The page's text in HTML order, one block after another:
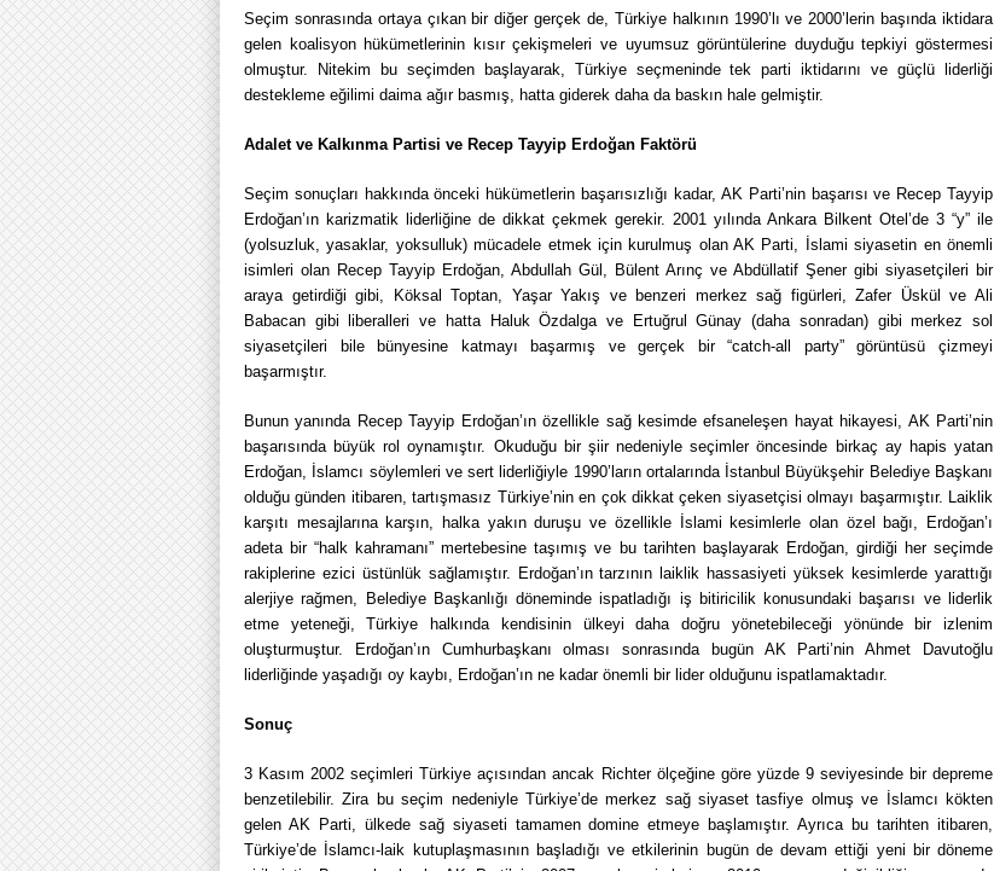
Seçim sonrasında ortaya çıkan bir diğer gerçek de, Türkiye halkının 1990’lı ve 2000’lerin başında iktidara
gelen koalisyon hükümetlerinin kısır çekişmeleri ve uyumsuz görüntülerine duyduğu tepkiyi göstermesi
olmuştur. Nitekim bu seçimden başlayarak, Türkiye seçmeninde tek parti iktidarını ve güçlü liderliği
destekleme eğilimi daima ağır basmış, hatta giderek daha da baskın hale gelmiştir.
Adalet ve Kalkınma Partisi ve Recep Tayyip Erdoğan Faktörü
Seçim sonuçları hakkında önceki hükümetlerin başarısızlığı kadar, AK Parti’nin başarısı ve Recep Tayyip
Erdoğan’ın karizmatik liderliğine de dikkat çekmek gerekir. 2001 yılında Ankara Bilkent Otel’de 3 “y” ile
(yolsuzluk, yasaklar, yoksulluk) mücadele etmek için kurulmuş olan AK Parti, İslami siyasetin en önemli
isimleri olan Recep Tayyip Erdoğan, Abdullah Gül, Bülent Arınç ve Abdüllatif Şener gibi siyasetçileri bir
araya getirdiği gibi, Köksal Toptan, Yaşar Yakış ve benzeri merkez sağ figürleri, Zafer Üskül ve Ali
Babacan gibi liberalleri ve hatta Haluk Özdalga ve Ertuğrul Günay (daha sonradan) gibi merkez sol
siyasetçileri bile bünyesine katmayı başarmış ve gerçek bir “catch-all party” görüntüsü çizmeyi
başarmıştır.
Bunun yanında Recep Tayyip Erdoğan’ın özellikle sağ kesimde efsaneleşen hayat hikayesi, AK Parti’nin
başarısında büyük rol oynamıştır. Okuduğu bir şiir nedeniyle seçimler öncesinde birkaç ay hapis yatan
Erdoğan, İslamcı söylemleri ve sert liderliğiyle 1990’ların ortalarında İstanbul Büyükşehir Belediye Başkanı
olduğu günden itibaren, tartışmasız Türkiye’nin en çok dikkat çeken siyasetçisi olmayı başarmıştır. Laiklik
karşıtı mesajlarına karşın, halka yakın duruşu ve özellikle İslami kesimlerle olan özel bağı, Erdoğan’ı
adeta bir “halk kahramanı” mertebesine taşımış ve bu tarihten başlayarak Erdoğan, girdiği her seçimde
rakiplerine ezici üstünlük sağlamıştır. Erdoğan’ın tarzının laiklik hassasiyeti yüksek kesimlerde yarattığı
alerjiye rağmen, Belediye Başkanlığı döneminde ispatladığı iş bitiricilik konusundaki başarısı ve liderlik
etme yeteneği, Türkiye halkında kendisinin ülkeyi daha doğru yönetebileceği yönünde bir izlenim
oluşturmuştur. Erdoğan’ın Cumhurbaşkanı olması sonrasında bugün AK Parti’nin Ahmet Davutoğlu
liderliğinde yaşadığı oy kaybı, Erdoğan’ın ne kadar önemli bir lider olduğunu ispatlamaktadır.
Sonuç
3 Kasım 2002 seçimleri Türkiye açısından ancak Richter ölçeğine göre yüzde 9 seviyesinde bir depreme
benzetilebilir. Zira bu seçim nedeniyle Türkiye’de merkez sağ siyaset tasfiye olmuş ve İslamcı kökten
gelen AK Parti, ülkede sağ siyaseti tamamen domine etmeye başlamıştır. Ayrıca bu tarihten itibaren,
Türkiye’de İslamcı-laik kutuplaşmasının başladığı ve etkilerinin bugün de devam ettiği yeni bir döneme